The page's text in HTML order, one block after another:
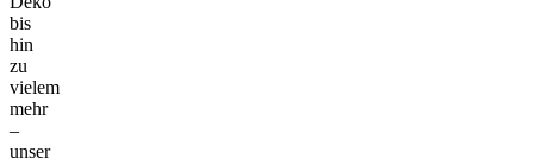
bis
hin
zu
vielem
mehr
–
unser